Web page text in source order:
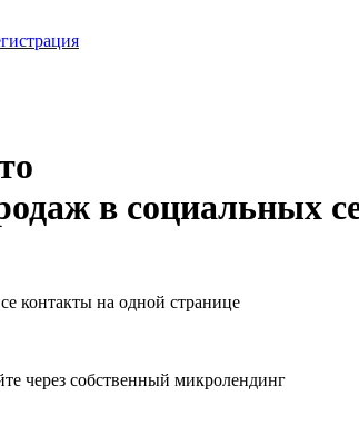
в социальных
контакты на одной странице
через собственный микролендинг